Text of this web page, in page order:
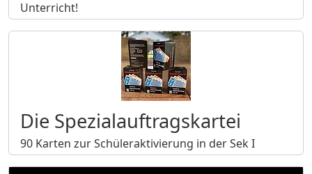
Unterricht!
Die Spezialauftragskartei
90 Karten zur Schüleraktivierung in der Sek I